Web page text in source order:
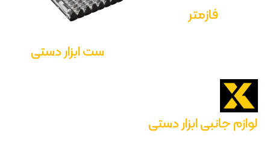
فازمتر
ست ابزار دستی
لوازم جانبی ابزار دستی